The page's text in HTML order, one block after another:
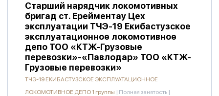
Старший нарядчик локомотивных
бригад ст. Ерейментау Цех
эксплуатации ТЧЭ-19 Екибастузское
эксплуатационное локомотивное
депо ТОО «КТЖ-Грузовые
перевозки»-«Павлодар» ТОО «КТЖ-
Грузовые перевозки»
ТЧЭ-19 ЕКИБАСТУЗСКОЕ ЭКСПЛУАТАЦИОННОЕ
ЛОКОМОТИВНОЕ ДЕПО 1 группы | Полная занятость |